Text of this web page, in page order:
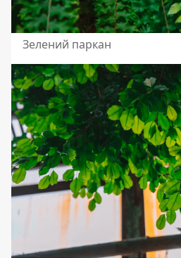
Зелений паркан